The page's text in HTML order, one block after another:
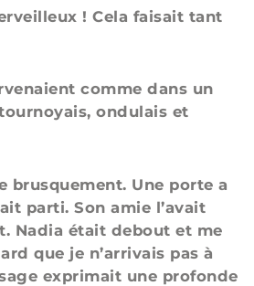
! Cela faisait tant
comme dans un
ondulais et
brusquement. Une porte a
parti. Son amie l’avait
Nadia était debout et me
que je n’arrivais pas à
exprimait une profonde